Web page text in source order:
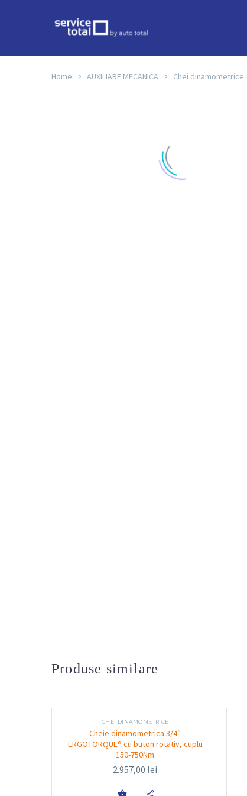
Home AUXILIARE MECANICA Chei dinamometrice
Produse similare
CHEI DINAMOMETRICE
Cheie dinamometrica 3/4″
ERGOTORQUE® cu buton rotativ, cuplu
150-750Nm
2.957,00 lei
